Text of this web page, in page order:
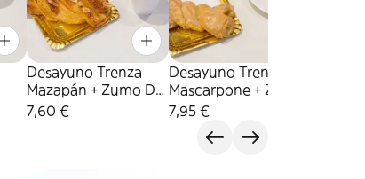
Desayuno Trenza
Mazapán + Zumo De
Naranja Natural
7,60 €
Desayuno Trenza
Mascarpone + Zumo
De Naranja Natural
7,95 €